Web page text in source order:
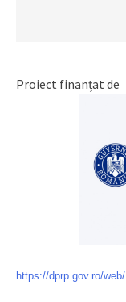
Proiect finanțat de
https://dprp.gov.ro/web/